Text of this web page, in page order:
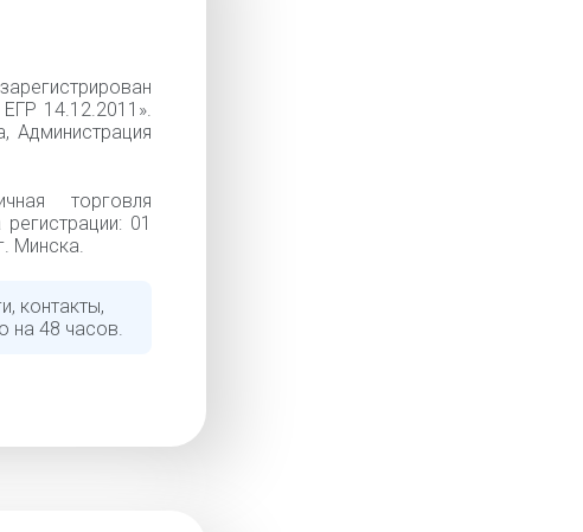
14.12.2011».
Администрация
торговля
01
Минска.
контакты,
на 48 часов.